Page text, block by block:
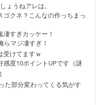
ょうねアレは。
クネ？こんなの作っちまっ
すぎカッケー！
らマジ凄すぎ！
受けてますｗ
度10ポイントUPです（謎
た部分変わってくる気がす